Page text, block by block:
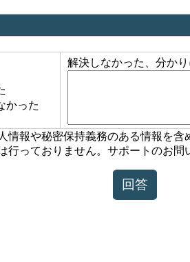
かった
解決しなかった、分か
情報や秘密保持義務のある情報を含
行っておりません。サポートのお問